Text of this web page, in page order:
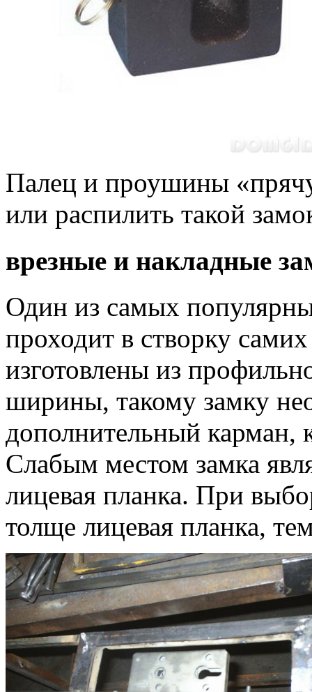
Палец и проушины
или распилить такой
врезные и накладные
Один из самых
проходит в створку
изготовлены из
ширины, такому замку
дополнительный карман,
Слабым местом замка
лицевая планка. При
толще лицевая планка,